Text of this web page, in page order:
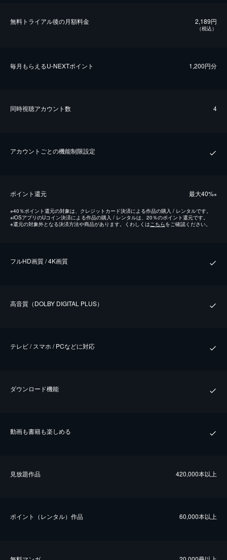
無料トライアル後の⽉額料金 2,189円
（税込）
毎⽉もらえるU-NEXTポイント 1,200円分
同時視聴アカウント数 4
アカウントごとの機能制限設定
ポイント還元 最⼤40%※
※40％ポイント還元の対象は、クレジットカード決済による作品の購入 / レンタルです。
※iOSアプリのUコイン決済による作品の購入 / レンタルは、20％のポイント還元です。
※還元の対象外となる決済方法や商品があります。くわしくは こちらをご確認ください。
フルHD画質 / 4K画質
⾼⾳質（DOLBY DIGITAL PLUS）
テレビ / スマホ / PCなどに対応
ダウンロード機能
動画も書籍も楽しめる
⾒放題作品 420,000本以上
ポイント（レンタル）作品 60,000本以上